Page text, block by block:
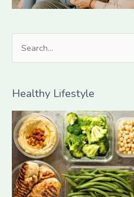
c
h
o
r
Healthy Lifestyle